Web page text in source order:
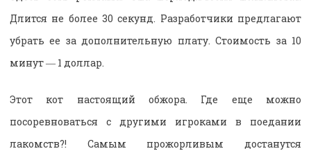
Длится не более 30 секунд. Разработчики предлагают
убрать ее за дополнительную плату. Стоимость за 10
минут ― 1 доллар.
Этот кот настоящий обжора. Где еще можно
посоревноваться с другими игроками в поедании
лакомств?! Самым прожорливым достанутся